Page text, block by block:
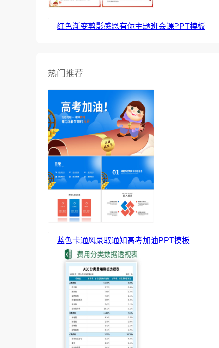
红色渐变剪影感恩有你主题班会课PPT模板
热门推荐
蓝色卡通风录取通知高考加油PPT模板